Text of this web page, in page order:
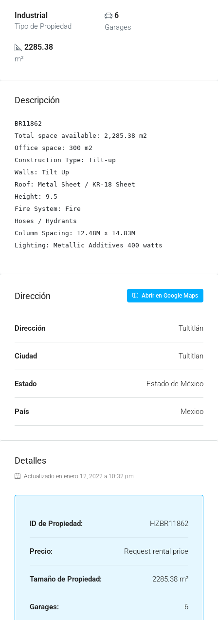
Industrial
Tipo de Propiedad
6
Garages
2285.38
m²
Descripción
BR11862
Total space available: 2,285.38 m2
Office space: 300 m2
Construction Type: Tilt-up
Walls: Tilt Up
Roof: Metal Sheet / KR-18 Sheet
Height: 9.5
Fire System: Fire
Hoses / Hydrants
Column Spacing: 12.48M x 14.83M
Lighting: Metallic Additives 400 watts
Dirección Abrir en Google Maps
Dirección Tultitlán
Ciudad Tultitlan
Estado Estado de México
País Mexico
Detalles
Actualizado en enero 12, 2022 a 10:32 pm
ID de Propiedad: HZBR11862
Precio: Request rental price
Tamaño de Propiedad: 2285.38 m²
Garages: 6